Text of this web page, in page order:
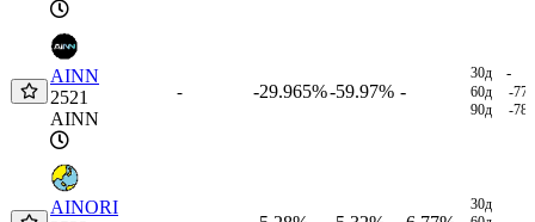
AINN
2521
AINN
- -29.965%-59.97% -
30д -
60д
-
90д
-
AINORI
30д